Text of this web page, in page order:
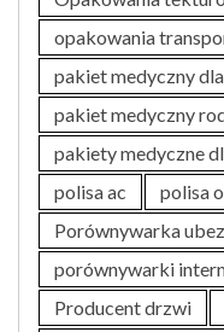
opakowania
pakiet medyczny
pakiet medyczny
pakiety medyczne
polisa ac
polisa
Porównywarka
porównywarki
Producent drzwi